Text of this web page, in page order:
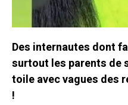
Des internautes dont
surtout les parents de
toile avec vagues des
!